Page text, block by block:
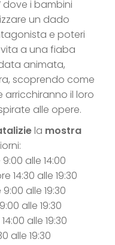
dove i bambini
un dado
e poteri
a una fiaba
animata,
scoprendo come
arricchiranno il loro
alle opere.
la mostra
alle 14:00
14:30 alle 19:30
alle 19:30
alle 19:30
alle 19:30
alle 19:30